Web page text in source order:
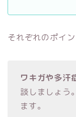
それぞれのポイ
ワキガや多汗
談しましょう
ます。